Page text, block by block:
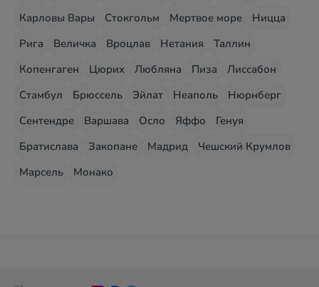
Карловы Вары
Стокгольм Мертвое море
Ницца
Рига
Величка Вроцлав Нетания
Таллин
Копенгаген
Цюрих Любляна Пиза
Лиссабон
Стамбул
Брюссель Эйлат Неаполь
Нюрнберг
Сентендре
Варшава Осло Яффо
Генуя
Братислава
Закопане Мадрид
Чешский Крумлов
Марсель
Монако